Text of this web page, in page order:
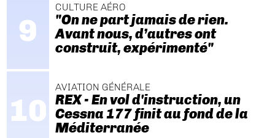
CULTURE AÉRO
"On ne part jamais de rien.
Avant nous, d’autres ont
construit, expérimenté"
AVIATION GÉNÉRALE
REX - En vol d'instruction, un
Cessna 177 finit au fond de la
Méditerranée